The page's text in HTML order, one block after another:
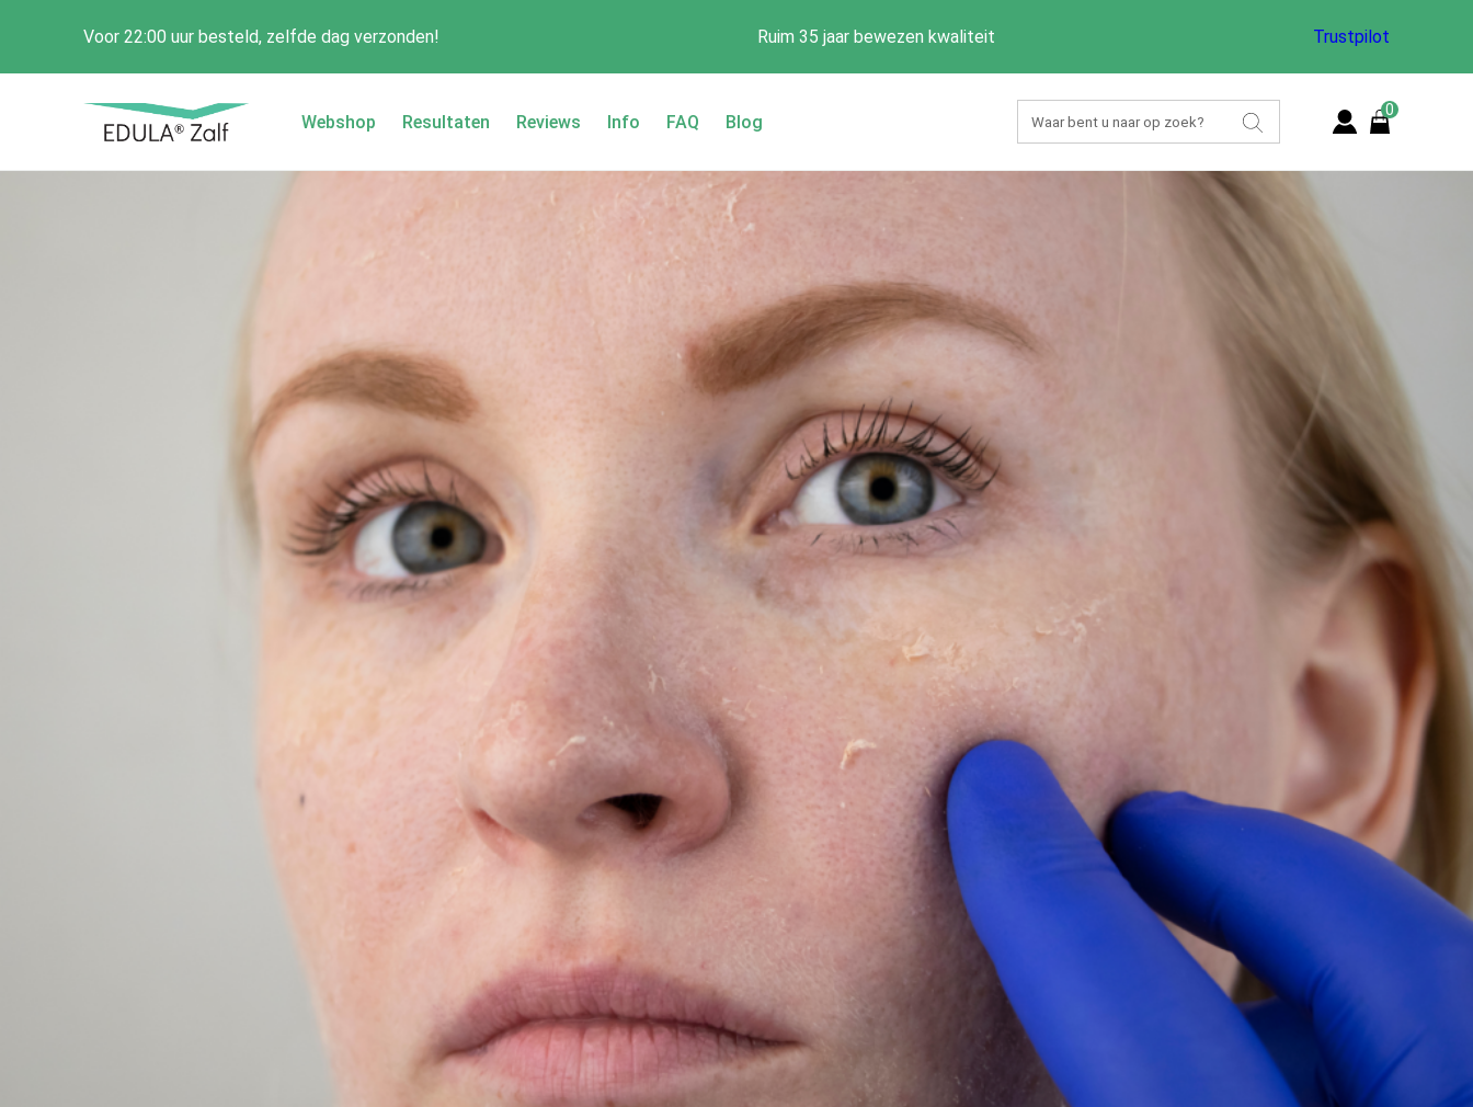
Voor 22:00 uur besteld, zelfde dag verzonden! Ruim 35 jaar bewezen kwaliteit Trustpilot
Webshop Resultaten Reviews Info FAQ Blog
0